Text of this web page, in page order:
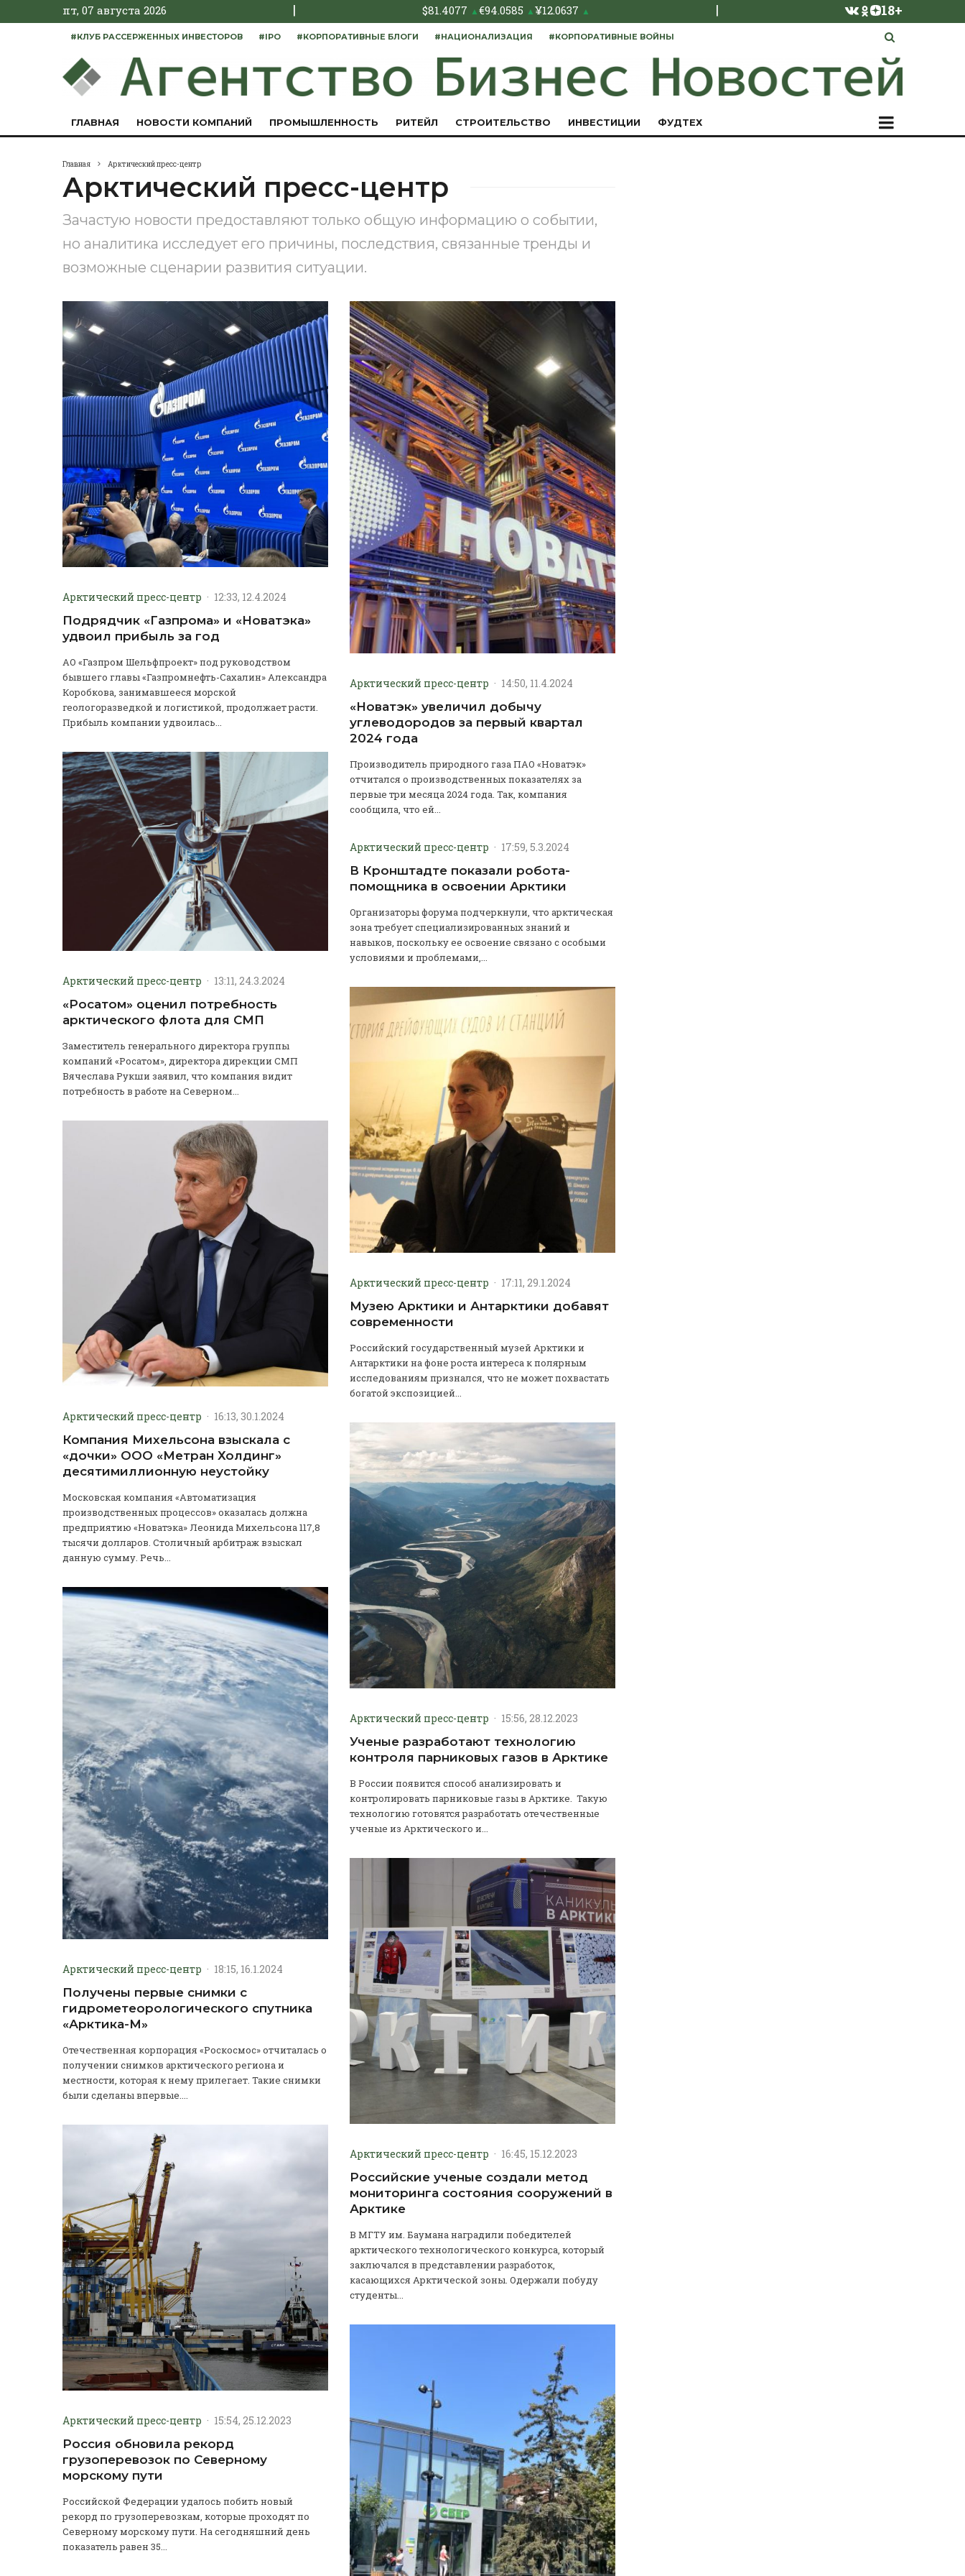
пт, 07 августа 2026 | $81.4077 ▲€94.0585 ▲¥12.0637 ▲ | 18+
#КЛУБ РАССЕРЖЕННЫХ ИНВЕСТОРОВ #IPO #КОРПОРАТИВНЫЕ БЛОГИ #НАЦИОНАЛИЗАЦИЯ #КОРПОРАТИВНЫЕ ВОЙНЫ
ГЛАВНАЯ НОВОСТИ КОМПАНИЙ ПРОМЫШЛЕННОСТЬ РИТЕЙЛ СТРОИТЕЛЬСТВО ИНВЕСТИЦИИ ФУДТЕХ
Главная Арктический пресс-центр
Арктический пресс-центр
Зачастую новости предоставляют только общую информацию о событии,
но аналитика исследует его причины, последствия, связанные тренды и
возможные сценарии развития ситуации.
Арктический пресс-центр · 12:33, 12.4.2024
Подрядчик «Газпрома» и «Новатэка»
удвоил прибыль за год
АО «Газпром Шельфпроект» под руководством
бывшего главы «Газпромнефть-Сахалин» Александра
Коробкова, занимавшееся морской
геологоразведкой и логистикой, продолжает расти.
Прибыль компании удвоилась...
Арктический пресс-центр · 13:11, 24.3.2024
«Росатом» оценил потребность
арктического флота для СМП
Заместитель генерального директора группы
компаний «Росатом», директора дирекции СМП
Вячеслава Рукши заявил, что компания видит
потребность в работе на Северном...
Арктический пресс-центр · 16:13, 30.1.2024
Компания Михельсона взыскала с
«дочки» ООО «Метран Холдинг»
десятимиллионную неустойку
Московская компания «Автоматизация
производственных процессов» оказалась должна
предприятию «Новатэка» Леонида Михельсона 117,8
тысячи долларов. Столичный арбитраж взыскал
данную сумму. Речь...
Арктический пресс-центр · 18:15, 16.1.2024
Получены первые снимки с
гидрометеорологического спутника
«Арктика-М»
Отечественная корпорация «Роскосмос» отчиталась о
получении снимков арктического региона и
местности, которая к нему прилегает. Такие снимки
были сделаны впервые....
Арктический пресс-центр · 15:54, 25.12.2023
Россия обновила рекорд
грузоперевозок по Северному
морскому пути
Российской Федерации удалось побить новый
рекорд по грузоперевозкам, которые проходят по
Северному морскому пути. На сегодняшний день
показатель равен 35...
Арктический пресс-центр · 14:50, 11.4.2024
«Новатэк» увеличил добычу
углеводородов за первый квартал
2024 года
Производитель природного газа ПАО «Новатэк»
отчитался о производственных показателях за
первые три месяца 2024 года. Так, компания
сообщила, что ей...
Арктический пресс-центр · 17:59, 5.3.2024
В Кронштадте показали робота-
помощника в освоении Арктики
Организаторы форума подчеркнули, что арктическая
зона требует специализированных знаний и
навыков, поскольку ее освоение связано с особыми
условиями и проблемами,...
Арктический пресс-центр · 17:11, 29.1.2024
Музею Арктики и Антарктики добавят
современности
Российский государственный музей Арктики и
Антарктики на фоне роста интереса к полярным
исследованиям признался, что не может похвастать
богатой экспозицией...
Арктический пресс-центр · 15:56, 28.12.2023
Ученые разработают технологию
контроля парниковых газов в Арктике
В России появится способ анализировать и
контролировать парниковые газы в Арктике. Такую
технологию готовятся разработать отечественные
ученые из Арктического и...
Арктический пресс-центр · 16:45, 15.12.2023
Российские ученые создали метод
мониторинга состояния сооружений в
Арктике
В МГТУ им. Баумана наградили победителей
арктического технологического конкурса, который
заключался в представлении разработок,
касающихся Арктической зоны. Одержали побуду
студенты...